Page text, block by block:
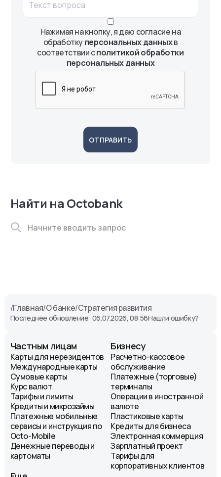
Нажимая на кнопку, я даю согласие на
обработкуперсональных данныхв
соответствии сполитикой обработки
персональных данных
ОТПРАВИТЬ
Найти на Octobank
/Главная/О банке/Стратегия развития
Последнее обновление: 06.07.2026, 08:56Нашли ошибку?
Частным лицам
Карты для нерезидентов
Международные карты
Сумовые карты
Курс валют
Тарифы и лимиты
Кредиты и микрозаймы
Платежные мобильные
сервисы и инструкция по
Octo-Mobile
Денежные переводы и
картоматы
Бизнесу
Расчетно-кассовое
обслуживание
Платежные (торговые)
терминалы
Операции в иностранной
валюте
Пластиковые карты
Кредиты для бизнеса
Электронная коммерция
Зарплатный проект
Тарифы для
корпоративных клиентов